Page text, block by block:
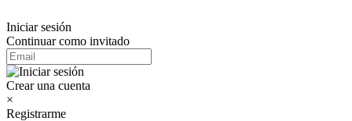
Iniciar sesión
Continuar como invitado
Crear una cuenta
×
Registrarme